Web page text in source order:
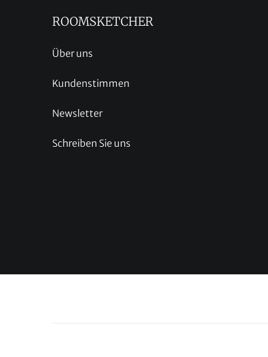
ROOMSKETCHER
Über uns
Kundenstimmen
Newsletter
Schreiben Sie uns